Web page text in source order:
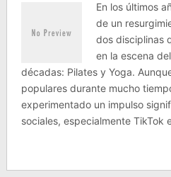
En los últimos
de un
dos disciplinas
en la escena
décadas: Pilates y Yoga.
populares durante mucho
experimentado un impulso
sociales, especialmente TikTok